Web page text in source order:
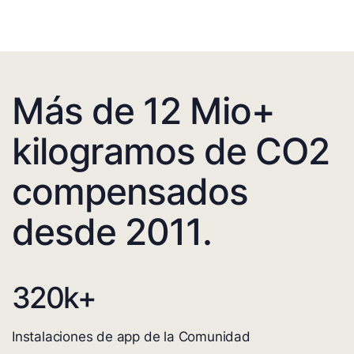
Más de 12 Mio+
kilogramos de CO2
compensados
desde 2011.
320k+
Instalaciones de app de la Comunidad